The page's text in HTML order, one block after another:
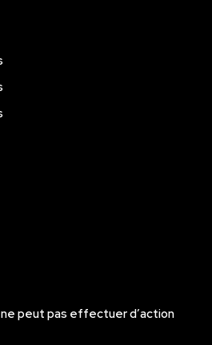
ne peut pas effectuer d’action